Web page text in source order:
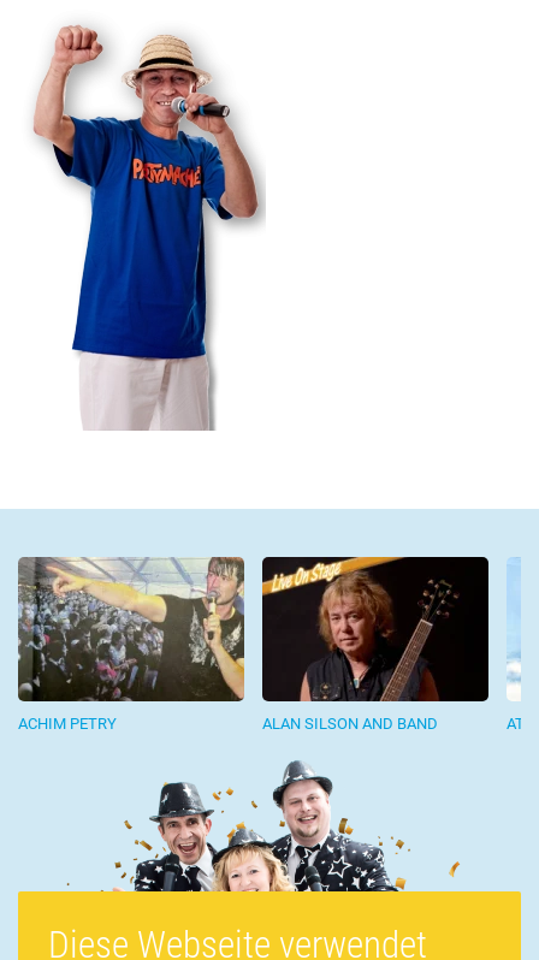
ACHIM PETRY ALAN SILSON AND BAND ATC
Diese Webseite verwendet